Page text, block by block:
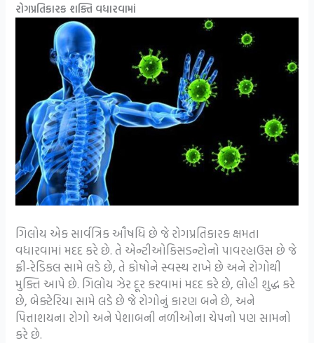
રોગપ્રતિકારક શક્તિ વધારવામાં
ગિલોય એક સાર્વત્રિક ઔષધિ છે જે રોગપ્રતિકારક ક્ષમતા
વધારવામાં મદદ કરે છે. તે એન્ટીઓકિસડન્ટોનો પાવરહાઉસ છે જે
ફ્રી-રેડિકલ સામે લડે છે, તે કોષોને સ્વસ્થ રાખે છે અને રોગોથી
મુક્તિ આપે છે. ગિલોય ઝેર દૂર કરવામાં મદદ કરે છે, લોહી શુદ્ધ કરે
છે, બેક્ટેરિયા સામે લડે છે જે રોગોનું કારણ બને છે, અને
પિત્તાશયના રોગો અને પેશાબની નળીઓના ચેપનો પણ સામનો
કરે છે.